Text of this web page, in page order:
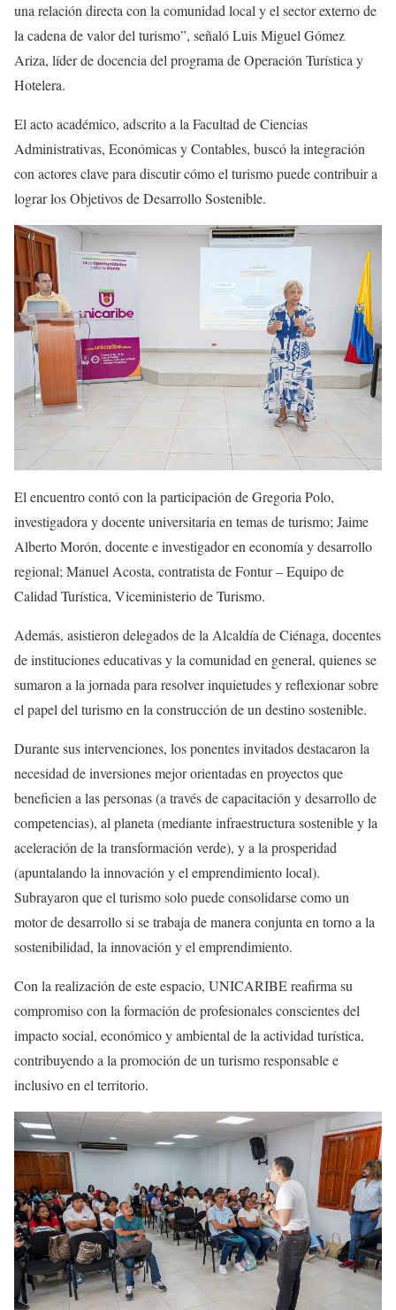
una relación directa con la comunidad local y el sector externo de
la cadena de valor del turismo”, señaló Luis Miguel Gómez
Ariza, líder de docencia del programa de Operación Turística y
Hotelera.
El acto académico, adscrito a la Facultad de Ciencias
Administrativas, Económicas y Contables, buscó la integración
con actores clave para discutir cómo el turismo puede contribuir a
lograr los Objetivos de Desarrollo Sostenible.
El encuentro contó con la participación de Gregoria Polo,
investigadora y docente universitaria en temas de turismo; Jaime
Alberto Morón, docente e investigador en economía y desarrollo
regional; Manuel Acosta, contratista de Fontur – Equipo de
Calidad Turística, Viceministerio de Turismo.
Además, asistieron delegados de la Alcaldía de Ciénaga, docentes
de instituciones educativas y la comunidad en general, quienes se
sumaron a la jornada para resolver inquietudes y reflexionar sobre
el papel del turismo en la construcción de un destino sostenible.
Durante sus intervenciones, los ponentes invitados destacaron la
necesidad de inversiones mejor orientadas en proyectos que
beneficien a las personas (a través de capacitación y desarrollo de
competencias), al planeta (mediante infraestructura sostenible y la
aceleración de la transformación verde), y a la prosperidad
(apuntalando la innovación y el emprendimiento local).
Subrayaron que el turismo solo puede consolidarse como un
motor de desarrollo si se trabaja de manera conjunta en torno a la
sostenibilidad, la innovación y el emprendimiento.
Con la realización de este espacio, UNICARIBE reafirma su
compromiso con la formación de profesionales conscientes del
impacto social, económico y ambiental de la actividad turística,
contribuyendo a la promoción de un turismo responsable e
inclusivo en el territorio.